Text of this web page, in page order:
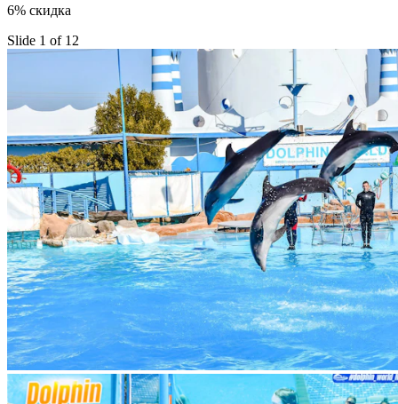
6% скидка
Slide 1 of 12